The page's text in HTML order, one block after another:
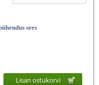
sees
Lisan ostukorvi